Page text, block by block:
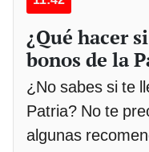
¿Qué hacer
bonos de la
¿No sabes si te
Patria? No te
algunas